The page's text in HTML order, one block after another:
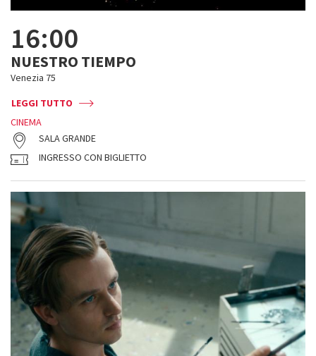
16:00
NUESTRO TIEMPO
Venezia 75
LEGGI TUTTO
CINEMA
SALA GRANDE
INGRESSO CON BIGLIETTO